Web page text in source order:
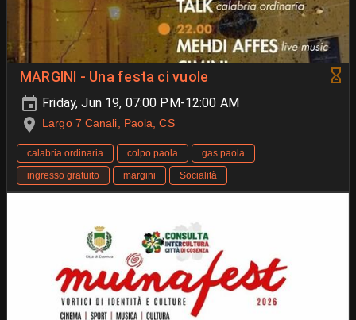
MARGINI - Una festa ci vuole
Friday, Jun 19, 07:00 PM-12:00 AM
Largo 7 Canali, Paola, CS
calabria ordinaria colpo paola
gas paola
ingresso gratuito
margini Socialità